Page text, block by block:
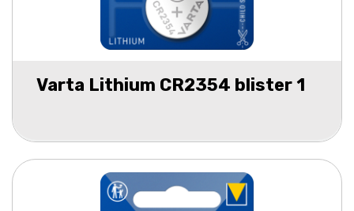
Varta Lithium CR2354 blister 1